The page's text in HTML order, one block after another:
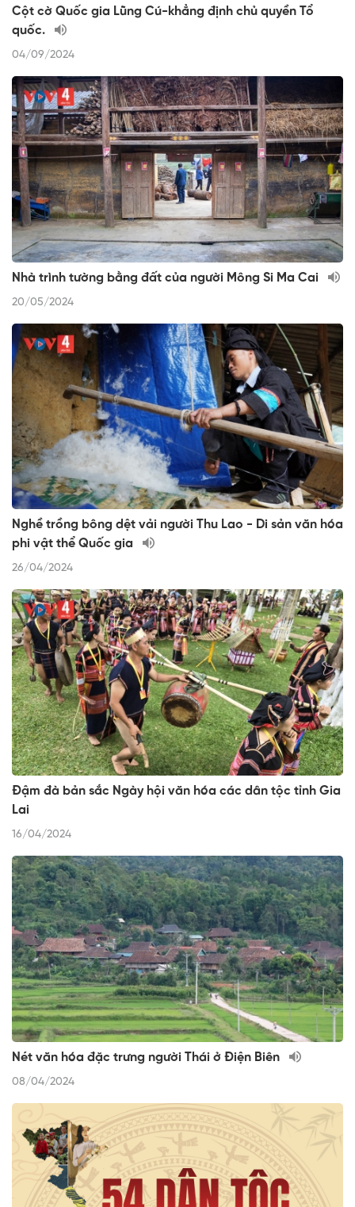
Cột cờ Quốc gia Lũng Cú-khẳng định chủ quyền Tổ
quốc.
04/09/2024
Nhà trình tường bằng đất của người Mông Si Ma Cai
20/05/2024
Nghề trồng bông dệt vải người Thu Lao - Di sản văn hóa
phi vật thể Quốc gia
26/04/2024
Đậm đà bản sắc Ngày hội văn hóa các dân tộc tỉnh Gia
Lai
16/04/2024
Nét văn hóa đặc trưng người Thái ở Điện Biên
08/04/2024